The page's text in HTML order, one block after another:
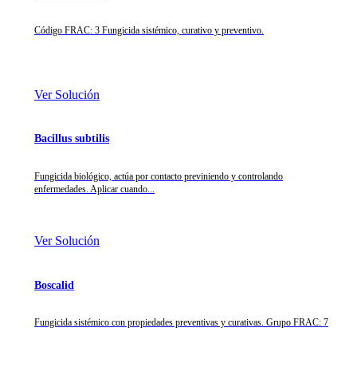
Código FRAC: 3 Fungicida sistémico, curativo y preventivo.
Ver Solución
Bacillus subtilis
Fungicida biológico, actúa por contacto previniendo y controlando
enfermedades. Aplicar cuando...
Ver Solución
Boscalid
Fungicida sistémico con propiedades preventivas y curativas. Grupo FRAC: 7